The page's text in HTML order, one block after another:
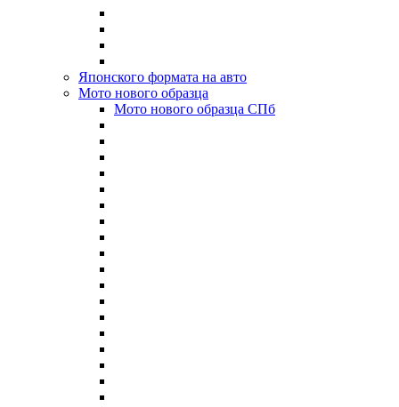
Японского формата на авто
Мото нового образца
Мото нового образца СПб